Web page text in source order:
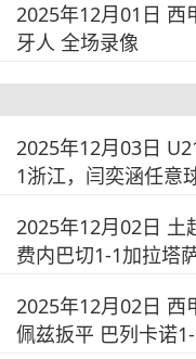
2025年12月01日 西
牙人 全场录像
2025年12月03日
1浙江，闫奕涵任意
2025年12月02日 土
费内巴切1-1加拉塔
2025年12月02日 西
佩兹扳平 巴列卡诺